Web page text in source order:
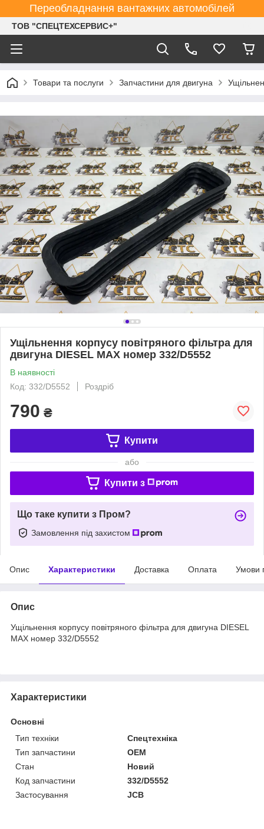
Переобладнання вантажних автомобілей
ТОВ "СПЕЦТЕХСЕРВИС+"
Товари та послуги Запчастини для двигуна
Ущільнення корпусу повітряного фільтра для
двигуна DIESEL MAX номер 332/D5552
В наявності
Код: 332/D5552
Роздріб
790 ₴
Купити
або
Купити з
Що таке купити з Пром?
Замовлення під захистом
Опис Характеристики Доставка Оплата Умови
Опис
Ущільнення корпусу повітряного фільтра для двигуна DIESEL
MAX номер 332/D5552
Характеристики
Основні
Тип техніки
Спецтехніка
Тип запчастини
OEM
Стан
Новий
Код запчастини
332/D5552
Застосування
JCB